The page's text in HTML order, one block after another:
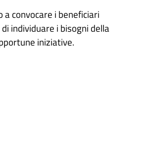
convocare i beneficiari
individuare i bisogni della
iniziative.